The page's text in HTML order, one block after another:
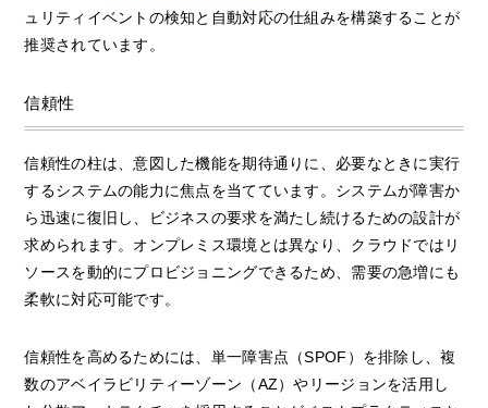
ュリティイベントの検知と自動対応の仕組みを構築することが
推奨されています。
信頼性
信頼性の柱は、意図した機能を期待通りに、必要なときに実行
するシステムの能力に焦点を当てています。システムが障害か
ら迅速に復旧し、ビジネスの要求を満たし続けるための設計が
求められます。オンプレミス環境とは異なり、クラウドではリ
ソースを動的にプロビジョニングできるため、需要の急増にも
柔軟に対応可能です。
信頼性を高めるためには、単一障害点（SPOF）を排除し、複
数のアベイラビリティーゾーン（AZ）やリージョンを活用し